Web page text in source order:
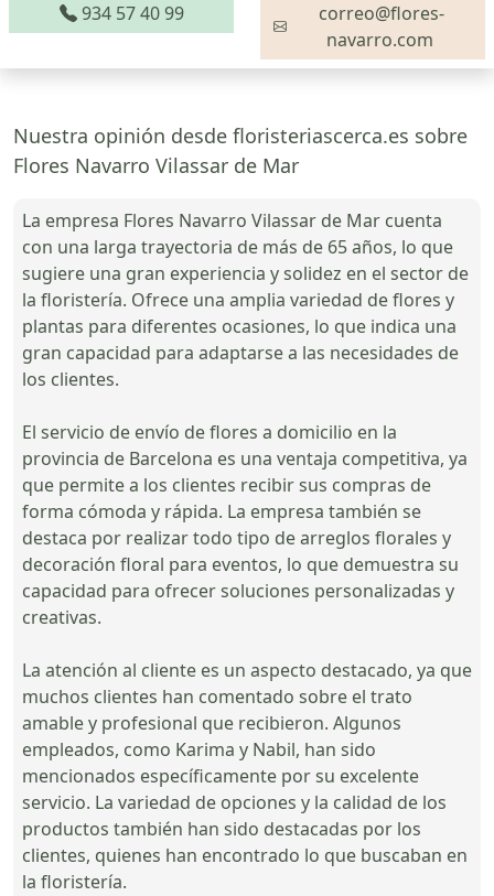
934 57 40 99
correo@flores-
navarro.com
Nuestra opinión desde floristeriascerca.es sobre
Flores Navarro Vilassar de Mar
La empresa Flores Navarro Vilassar de Mar cuenta
con una larga trayectoria de más de 65 años, lo que
sugiere una gran experiencia y solidez en el sector de
la floristería. Ofrece una amplia variedad de flores y
plantas para diferentes ocasiones, lo que indica una
gran capacidad para adaptarse a las necesidades de
los clientes.
El servicio de envío de flores a domicilio en la
provincia de Barcelona es una ventaja competitiva, ya
que permite a los clientes recibir sus compras de
forma cómoda y rápida. La empresa también se
destaca por realizar todo tipo de arreglos florales y
decoración floral para eventos, lo que demuestra su
capacidad para ofrecer soluciones personalizadas y
creativas.
La atención al cliente es un aspecto destacado, ya que
muchos clientes han comentado sobre el trato
amable y profesional que recibieron. Algunos
empleados, como Karima y Nabil, han sido
mencionados específicamente por su excelente
servicio. La variedad de opciones y la calidad de los
productos también han sido destacadas por los
clientes, quienes han encontrado lo que buscaban en
la floristería.